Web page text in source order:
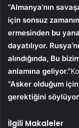
“Almanya’nın
için sonsuz
ermesinden bu
dayatılıyor.
alındığında, Bu
anlamına geliyor.”
“Asker olduğum
gerektiğini
İlgili Makaleler